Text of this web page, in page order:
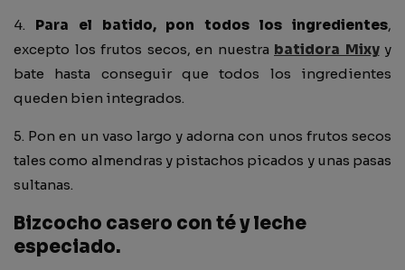
4. Para el batido, pon todos los ingredientes,
excepto los frutos secos, en nuestra batidora Mixyy
bate hasta conseguir que todos los ingredientes
queden bien integrados.
5. Pon en un vaso largo y adorna con unos frutos secos
tales como almendras y pistachos picados y unas pasas
sultanas.
Bizcocho casero con té y leche
especiado.